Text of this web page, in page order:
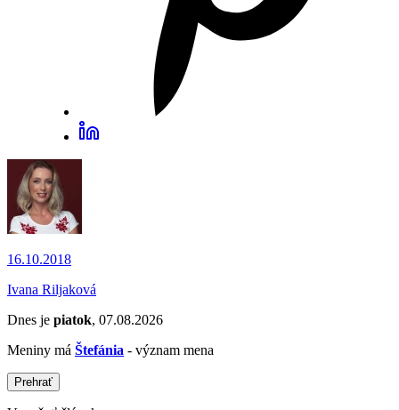
16.10.2018
Ivana Riljaková
Dnes je piatok, 07.08.2026
Meniny má Štefánia - význam mena
Prehrať